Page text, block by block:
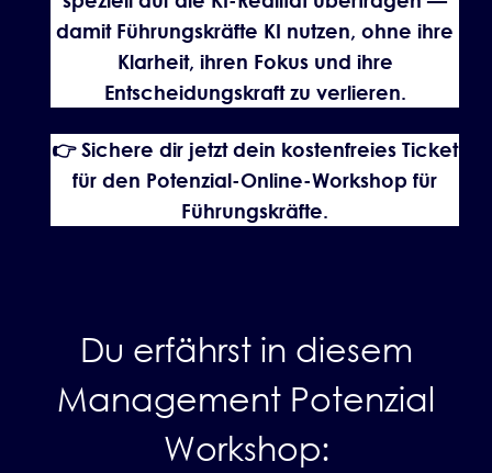
damit Führungskräfte KI nutzen, ohne ihre
Klarheit, ihren Fokus und ihre
Entscheidungskraft zu verlieren.
👉 Sichere dir jetzt dein kostenfreies Ticket
für den Potenzial-Online-Workshop für
Führungskräfte.
Du erfährst in diesem
Management Potenzial
Workshop: